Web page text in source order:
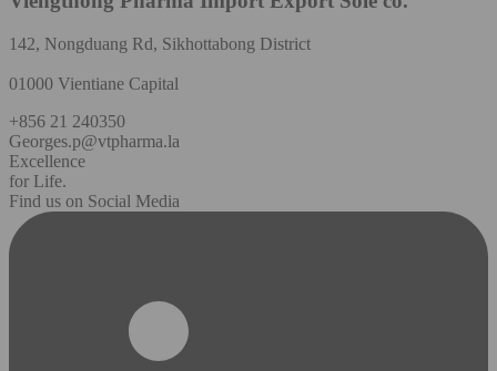
142, Nongduang Rd, Sikhottabong District
01000 Vientiane Capital
+856 21 240350
Georges.p@vtpharma.la
Excellence
for Life.
Find us on Social Media